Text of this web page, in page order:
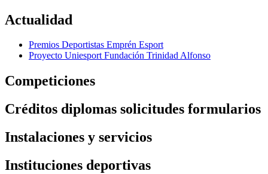
Actualidad
Premios Deportistas Emprén Esport
Proyecto Uniesport Fundación Trinidad Alfonso
Competiciones
Créditos diplomas solicitudes formularios
Instalaciones y servicios
Instituciones deportivas